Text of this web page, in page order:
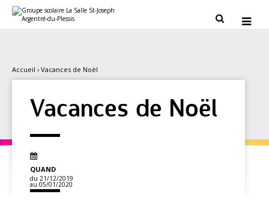
contenu.
personnels
 
Accueil › Vacances de Noël
Vacances de Noël
QUAND
du 21/12/2019
au 05/01/2020